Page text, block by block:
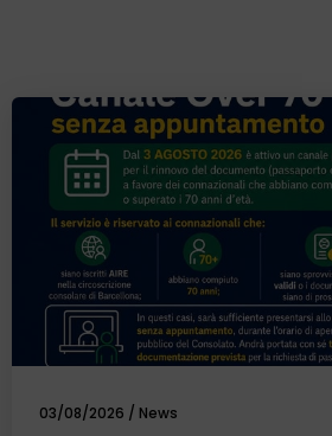
03/08/2026 / News